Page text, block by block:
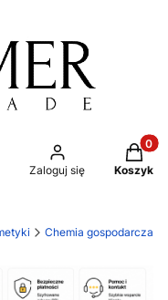
wyszukiwarkę
Zaloguj się Koszyk
Chemia gospodarcza